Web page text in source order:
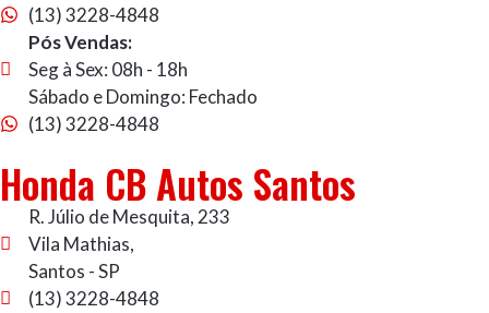
(13) 3228-4848
Pós Vendas:
Seg à Sex: 08h - 18h
Sábado e Domingo: Fechado
(13) 3228-4848
Honda CB Autos Santos
R. Júlio de Mesquita, 233
Vila Mathias,
Santos - SP
(13) 3228-4848